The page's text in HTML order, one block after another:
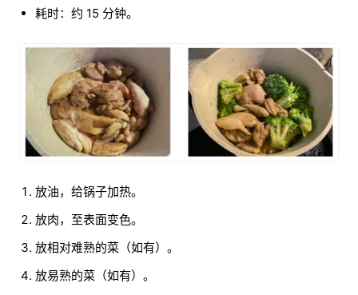
耗时：约 15 分钟。
放油，给锅子加热。
放肉，至表面变色。
放相对难熟的菜（如有）。
放易熟的菜（如有）。